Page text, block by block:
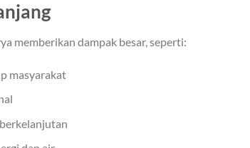
memberikan dampak besar, seperti:
masyarakat